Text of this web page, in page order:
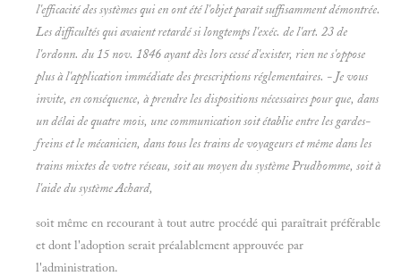
l'efficacité des systèmes qui en ont été l'objet paraît suffisamment démontrée.
Les difficultés qui avaient retardé si longtemps l'exéc. de l'art. 23 de
l'ordonn. du 15 nov. 1846 ayant dès lors cessé d'exister, rien ne s'oppose
plus à l'application immédiate des prescriptions réglementaires. - Je vous
invite, en conséquence, à prendre les dispositions nécessaires pour que, dans
un délai de quatre mois, une communication soit établie entre les gardes-
freins et le mécanicien, dans tous les trains de voyageurs et même dans les
trains mixtes de votre réseau, soit au moyen du système Prudhomme, soit à
l'aide du système Achard,
soit même en recourant à tout autre procédé qui paraîtrait préférable
et dont l'adoption serait préalablement approuvée par
l'administration.